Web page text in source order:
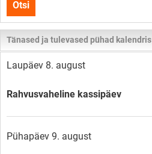
lehelt
Otsi
Tänased ja tulevased pühad kalendris
Laupäev 8. august
Rahvusvaheline kassipäev
Pühapäev 9. august